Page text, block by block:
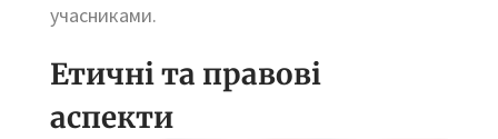
учасниками.
Етичні та правові
аспекти